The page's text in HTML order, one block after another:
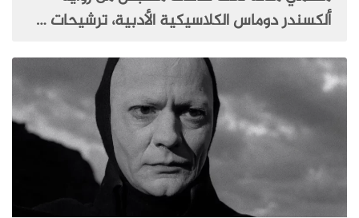
ألكسندر دوماس الكلاسيكية الأدبية، ترشيحات …